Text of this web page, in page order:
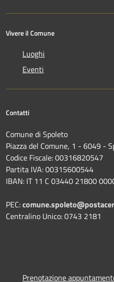
Vivere il Comune
Luoghi
Eventi
Contatti
Comune di Spoleto
Piazza del Comune, 1 - 6049 -
Codice Fiscale: 00316820547
Partita IVA: 00315600544
IBAN: IT 11 C 03440 21800
PEC:
Centralino Unico: 0743 2181
Prenotazione